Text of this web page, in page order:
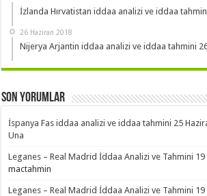
İzlanda Hırvatistan iddaa analizi ve iddaa
26 Haziran 2018
Nijerya Arjantin iddaa analizi ve iddaa tahmini 26
Son Yorumlar
İspanya Fas iddaa analizi ve iddaa tahmini 25
Una
Leganes – Real Madrid İddaa Analizi ve Tahmini
mactahmin
Leganes – Real Madrid İddaa Analizi ve Tahmini